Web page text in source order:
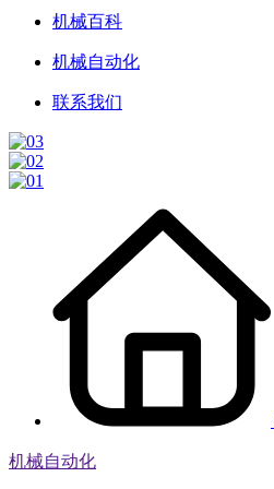
机械百科
机械自动化
联系我们
机械自动化